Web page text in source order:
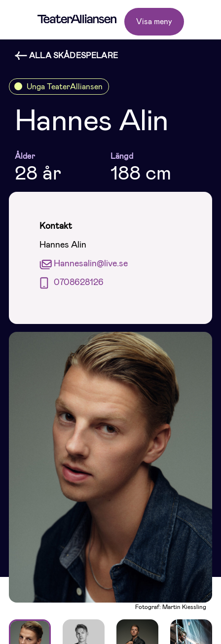
Visa meny
ALLA SKÅDESPELARE
Unga TeaterAlliansen
Hannes Alin
Ålder
28 år
Längd
188 cm
Kontakt
Hannes Alin
Hannesalin@live.se
0708628126
Fotograf: Martin Kiessling